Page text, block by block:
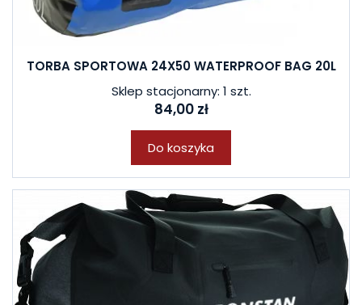
TORBA SPORTOWA 24X50 WATERPROOF BAG 20L
Sklep stacjonarny: 1 szt.
84,00 zł
Do koszyka